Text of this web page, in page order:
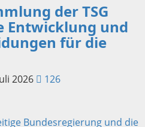
der TSG
Entwicklung und
für die
2026
126
Bundesregierung und die